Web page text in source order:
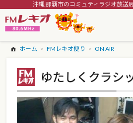
沖縄 那覇市のコミュティラジオ放送
ホーム FMレキオ便り ON AIR
ゆたしくクラシ